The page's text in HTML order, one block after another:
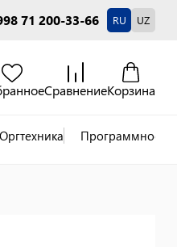
71 200-33-66 RU UZ
СравнениеКорзина
Оргтехника Программное